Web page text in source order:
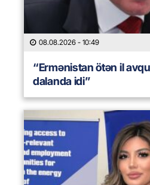
08.08.2026 - 10:49
“Ermənistan ötən il
dalanda idi”